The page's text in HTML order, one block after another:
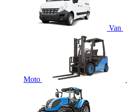
Van
Moto